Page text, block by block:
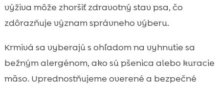
výživa môže zhoršiť zdravotný stav psa, čo
zdôrazňuje význam správneho výberu.
Krmivá sa vyberajú s ohľadom na vyhnutie sa
bežným alergénom, ako sú pšenica alebo kuracie
mäso. Uprednostňujeme overené a bezpečné